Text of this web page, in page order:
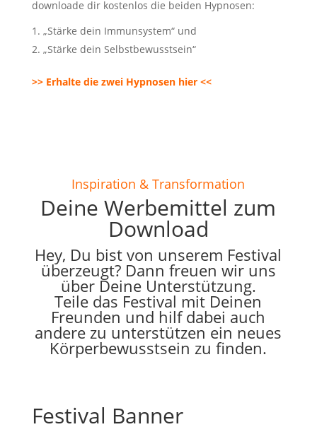
downloade dir kostenlos die beiden Hypnosen:
„Stärke dein Immunsystem“ und
„Stärke dein Selbstbewusstsein“
>> Erhalte die zwei Hypnosen hier <<
Inspiration & Transformation
Deine Werbemittel zum
Download
Hey, Du bist von unserem Festival
überzeugt? Dann freuen wir uns
über Deine Unterstützung.
Teile das Festival mit Deinen
Freunden und hilf dabei auch
andere zu unterstützen ein neues
Körperbewusstsein zu finden.
Festival Banner